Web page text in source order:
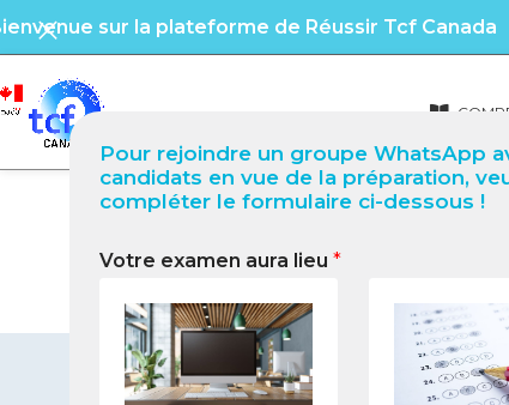
Pour rejoindre un groupe WhatsApp
candidats en vue de la préparation,
compléter le formulaire ci-dessous !
Votre examen aura lieu *
sur la plateforme de Réussir Tcf Canada
TCF Québec à